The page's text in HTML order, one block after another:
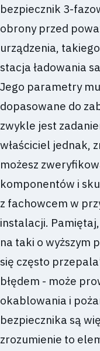
bezpiecznik 3-
obrony przed
urządzenia,
stacja ładowania
Jego parametry
dopasowane do
zwykle jest
właściciel jednak,
możesz
komponentów i
z fachowcem w
instalacji.
na taki o wyższym
się często
błędem - może
okablowania i
bezpiecznika są
zrozumienie to